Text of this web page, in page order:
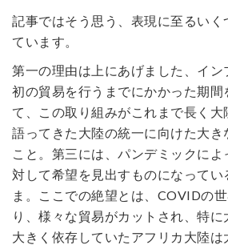
記事ではそう思う、表現に至るいく
ています。
第一の理由は上にあげました、イン
初の貿易を行うまでにかかった期間
て、この取り組みがこれまで長く大
語ってきた大陸の統一に向けた大き
こと。第三には、パンデミックによ
対して希望を見出すものになってい
ま。ここでの絶望とは、COVIDの
り、様々な貿易がカットされ、特に
大きく依存していたアフリカ大陸は